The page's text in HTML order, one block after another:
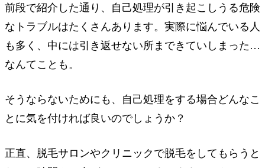
前段で紹介した通り、自己処理が引き起こしうる危険
なトラブルはたくさんあります。実際に悩んでいる人
も多く、中には引き返せない所まできていしまった…
なんてことも。
そうならないためにも、自己処理をする場合どんなこ
とに気を付ければ良いのでしょうか？
正直、脱毛サロンやクリニックで脱毛をしてもらうと